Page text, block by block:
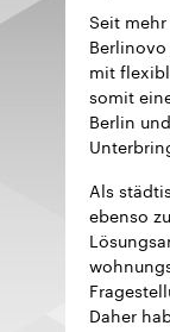
Seit
mit
somit
Berlin
Als
ebenso
Daher